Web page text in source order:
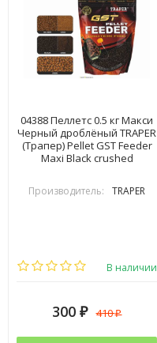
04388 Пеллетс 0.5 кг Макси
Черный дроблёный TRAPER
(Трапер) Pellet GST Feeder
Maxi Black crushed
Производитель: TRAPER
В наличии
300 ₽ 410₽